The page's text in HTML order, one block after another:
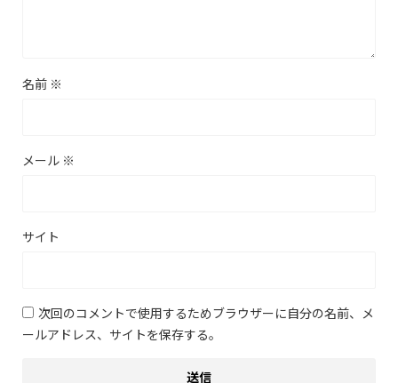
名前 ※
メール ※
サイト
次回のコメントで使用するためブラウザーに自分の名前、メ
ールアドレス、サイトを保存する。